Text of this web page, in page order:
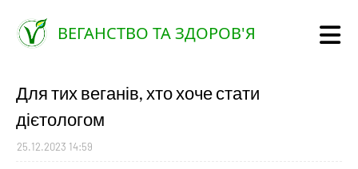
ВЕГАНСТВО ТА ЗДОРОВ'Я
Для тих веганів, хто хоче стати
дієтологом
25.12.2023 14:59